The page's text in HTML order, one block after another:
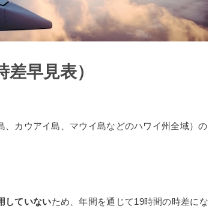
早見表）
カウアイ島、マウイ島などのハワイ州全域）の
していないため、年間を通じて19時間の時差にな